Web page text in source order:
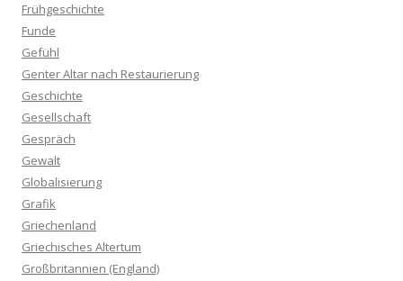
Frühgeschichte
Funde
Gefühl
Genter Altar nach Restaurierung
Geschichte
Gesellschaft
Gespräch
Gewalt
Globalisierung
Grafik
Griechenland
Griechisches Altertum
Großbritannien (England)